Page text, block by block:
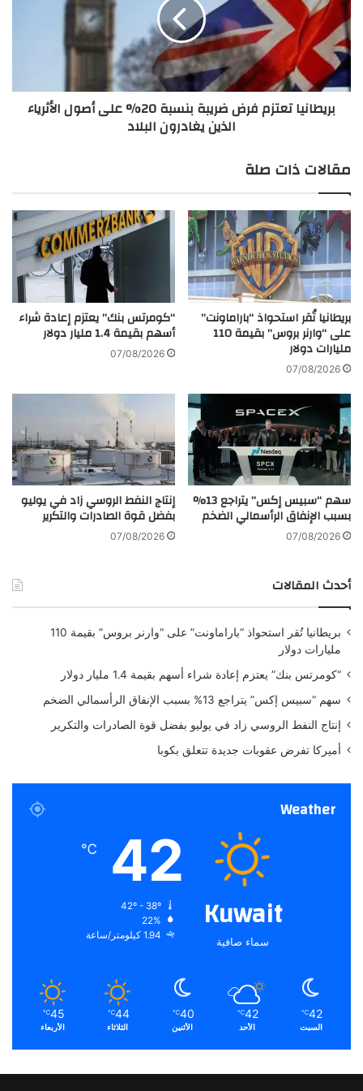
ى
أ
س
و
ا
ق
ن
م
ن
د
ي
د
ط
ا
ن
ي
ا
ت
ف
ر
ض
ر
ي
ب
ن
س
ب
2
0
%
ع
ل
ى
أ
ص
و
ل
ر
ا
ا
ل
ي
بريطانيا تعتزم فرض ضريبة بنسبة 20% على أصول الأثرياء
الذين يغادرون البلاد
مقالات ذات صلة
بريطانيا تُقر استحواذ “باراماونت”
على “وارنر بروس” بقيمة 110
مليارات دولار
07/08/2026
“كومرتس بنك” يعتزم إعادة شراء
أسهم بقيمة 1.4 مليار دولار
07/08/2026
سهم “سبيس إكس” يتراجع 13%
بسبب الإنفاق الرأسمالي الضخم
07/08/2026
إنتاج النفط الروسي زاد في يوليو
بفضل قوة الصادرات والتكرير
07/08/2026
أحدث المقالات
بريطانيا تُقر استحواذ “باراماونت” على “وارنر بروس” بقيمة 110
مليارات دولار
“كومرتس بنك” يعتزم إعادة شراء أسهم بقيمة 1.4 مليار دولار
سهم “سبيس إكس” يتراجع 13% بسبب الإنفاق الرأسمالي الضخم
إنتاج النفط الروسي زاد في يوليو بفضل قوة الصادرات والتكرير
أميركا تفرض عقوبات جديدة تتعلق بكوبا
Weather
Kuwait
سماء صافية
42
℃
22%
1.94 كيلومتر/ساعة
42
℃
السبت
42
℃
الأحد
40
℃
الأثنين
44
℃
الثلاثاء
45
℃
الأربعاء